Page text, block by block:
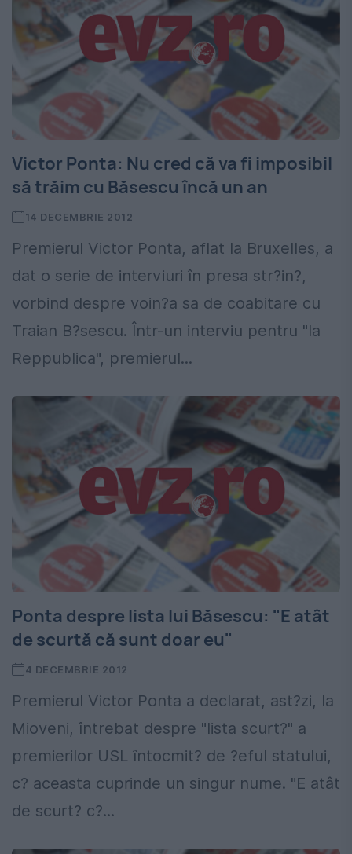
Victor Ponta: Nu cred că va fi imposibil
să trăim cu Băsescu încă un an
14 DECEMBRIE 2012
Premierul Victor Ponta, aflat la Bruxelles, a
dat o serie de interviuri în presa str?in?,
vorbind despre voin?a sa de coabitare cu
Traian B?sescu. Într-un interviu pentru "la
Reppublica", premierul...
Ponta despre lista lui Băsescu: "E atât
de scurtă că sunt doar eu"
4 DECEMBRIE 2012
Premierul Victor Ponta a declarat, ast?zi, la
Mioveni, întrebat despre "lista scurt?" a
premierilor USL întocmit? de ?eful statului,
c? aceasta cuprinde un singur nume. "E atât
de scurt? c?...